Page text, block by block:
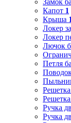
Капот 1
Крыша 1
Локер
Локер
Лючок
Петля
Ручка
Ручка